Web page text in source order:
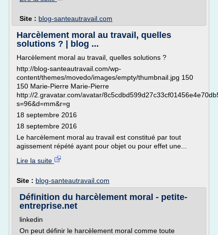
Site : blog-santeautravail.com
Harcèlement moral au travail, quelles
solutions ? | blog ...
Harcèlement moral au travail, quelles solutions ?
http://blog-santeautravail.com/wp-
content/themes/movedo/images/empty/thumbnail.jpg 150
150 Marie-Pierre Marie-Pierre
http://2.gravatar.com/avatar/
s=96&d=mm&r=g
18 septembre 2016
18 septembre 2016
Le harcèlement moral au travail est constitué par tout
agissement répété ayant pour objet ou pour effet une...
Lire la suite
Site : blog-santeautravail.com
Définition du harcèlement moral - petite-
entreprise.net
linkedin
On peut définir le harcèlement moral comme toute